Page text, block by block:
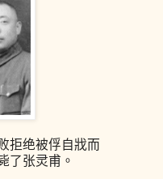
拒绝被俘自戕而
了张灵甫。